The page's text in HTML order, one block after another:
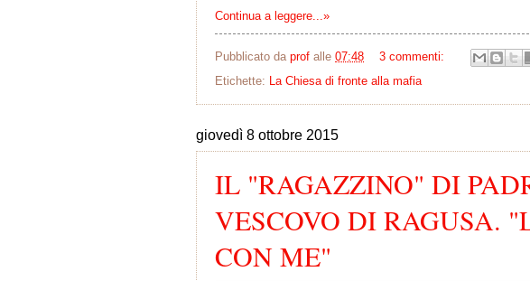
Continua a leggere...»
Pubblicato da prof alle 07:48
3 commenti:
Etichette: La Chiesa di fronte alla mafia
giovedì 8 ottobre 2015
IL "RAGAZZINO" DI
VESCOVO DI RAGUSA.
CON ME"